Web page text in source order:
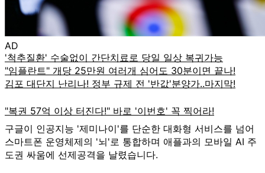
AD
구글이 인공지능 '제미나이'를 단순한 대화형 서비스를 넘어
스마트폰 운영체제의 '뇌'로 통합하며 애플과의 모바일 AI 주
도권 싸움에 선제공격을 날렸습니다.